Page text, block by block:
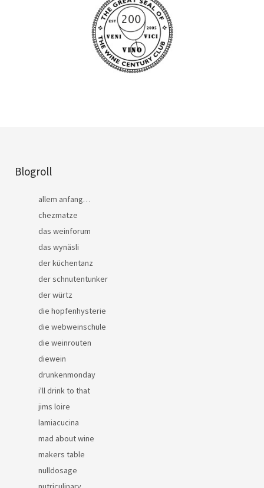
Blogroll
allem anfang…
chezmatze
das weinforum
das wynäsli
der küchentanz
der schnutentunker
der würtz
die hopfenhysterie
die webweinschule
die weinrouten
diewein
drunkenmonday
i'll drink to that
jims loire
lamiacucina
mad about wine
makers table
nulldosage